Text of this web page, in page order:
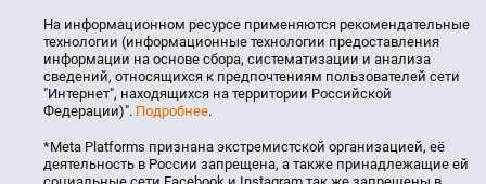
На информационном ресурсе применяются рекомендательные
технологии (информационные технологии предоставления
информации на основе сбора, систематизации и анализа
сведений, относящихся к предпочтениям пользователей сети
"Интернет", находящихся на территории Российской
Федерации)". Подробнее.
*Meta Platforms признана экстремистской организацией, её
деятельность в России запрещена, а также принадлежащие ей